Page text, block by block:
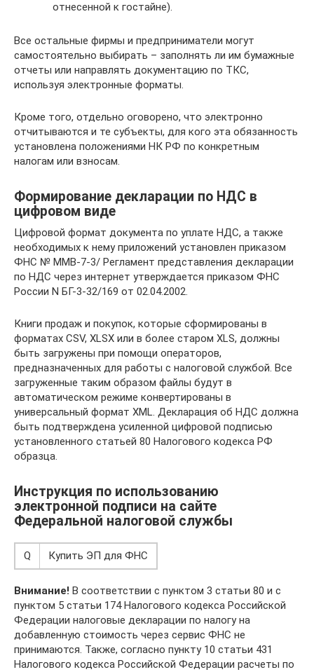
отнесенной к гостайне).
Все остальные фирмы и предприниматели могут
самостоятельно выбирать – заполнять ли им бумажные
отчеты или направлять документацию по ТКС,
используя электронные форматы.
Кроме того, отдельно оговорено, что электронно
отчитываются и те субъекты, для кого эта обязанность
установлена положениями НК РФ по конкретным
налогам или взносам.
Формирование декларации по НДС в
цифровом виде
Цифровой формат документа по уплате НДС, а также
необходимых к нему приложений установлен приказом
ФНС № ММВ-7-3/ Регламент представления декларации
по НДС через интернет утверждается приказом ФНС
России N БГ-3-32/169 от 02.04.2002.
Книги продаж и покупок, которые сформированы в
форматах CSV, XLSX или в более старом XLS, должны
быть загружены при помощи операторов,
предназначенных для работы с налоговой службой. Все
загруженные таким образом файлы будут в
автоматическом режиме конвертированы в
универсальный формат XML. Декларация об НДС должна
быть подтверждена усиленной цифровой подписью
установленного статьей 80 Налогового кодекса РФ
образца.
Инструкция по использованию
электронной подписи на сайте
Федеральной налоговой службы
Q Купить ЭП для ФНС
Внимание! В соответствии с пунктом 3 статьи 80 и с
пунктом 5 статьи 174 Налогового кодекса Российской
Федерации налоговые декларации по налогу на
добавленную стоимость через сервис ФНС не
принимаются. Также, согласно пункту 10 статьи 431
Налогового кодекса Российской Федерации расчеты по